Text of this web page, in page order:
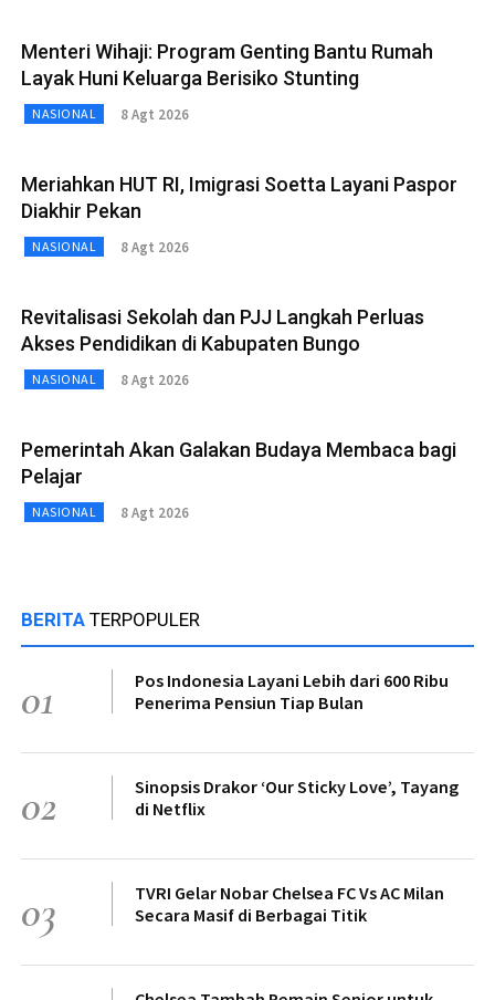
Menteri Wihaji: Program Genting Bantu Rumah
Layak Huni Keluarga Berisiko Stunting
NASIONAL 8 Agt 2026
Meriahkan HUT RI, Imigrasi Soetta Layani Paspor
Diakhir Pekan
NASIONAL 8 Agt 2026
Revitalisasi Sekolah dan PJJ Langkah Perluas
Akses Pendidikan di Kabupaten Bungo
NASIONAL 8 Agt 2026
Pemerintah Akan Galakan Budaya Membaca bagi
Pelajar
NASIONAL 8 Agt 2026
BERITA TERPOPULER
01
Pos Indonesia Layani Lebih dari 600 Ribu
Penerima Pensiun Tiap Bulan
02
Sinopsis Drakor ‘Our Sticky Love’, Tayang
di Netflix
03
TVRI Gelar Nobar Chelsea FC Vs AC Milan
Secara Masif di Berbagai Titik